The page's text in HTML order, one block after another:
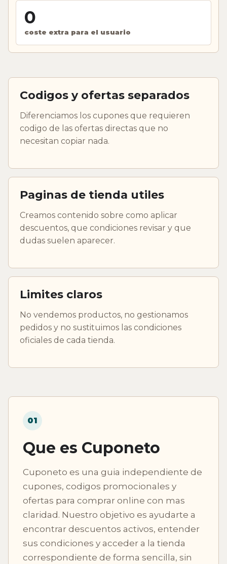
0
coste extra para el usuario
Codigos y ofertas separados
Diferenciamos los cupones que requieren
codigo de las ofertas directas que no
necesitan copiar nada.
Paginas de tienda utiles
Creamos contenido sobre como aplicar
descuentos, que condiciones revisar y que
dudas suelen aparecer.
Limites claros
No vendemos productos, no gestionamos
pedidos y no sustituimos las condiciones
oficiales de cada tienda.
01
Que es Cuponeto
Cuponeto es una guia independiente de
cupones, codigos promocionales y
ofertas para comprar online con mas
claridad. Nuestro objetivo es ayudarte a
encontrar descuentos activos, entender
sus condiciones y acceder a la tienda
correspondiente de forma sencilla, sin